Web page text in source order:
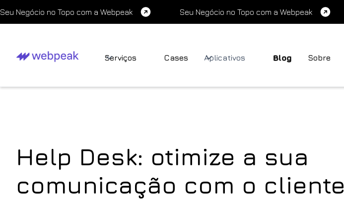
Seu Negócio no Topo com a Webpeak Seu Negócio no Topo com a Webpeak
Serviços Cases Aplicativos Blog Sobre
Help Desk: otimize a sua
comunicação com o cliente